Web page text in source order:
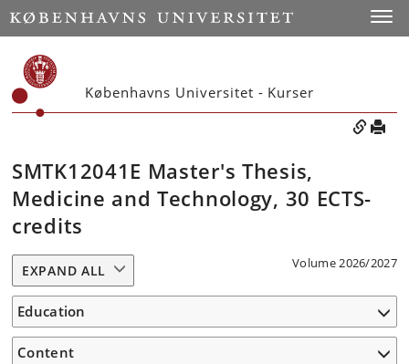
Københavns Universitet - Kurser
SMTK12041E Master's Thesis,
Medicine and Technology, 30 ECTS-
credits
Volume 2026/2027
EXPAND ALL
Education
Content